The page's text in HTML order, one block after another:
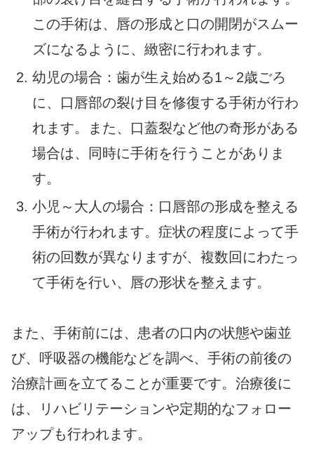
この手術は、唇の形成と口の開閉がスムー
ズになるように、緻密に行われます。
幼児の場合：歯が生え始める1～2歳ごろ
に、口唇部の裂け目を修復する手術が行わ
れます。また、口蓋裂など他の奇形がある
場合は、同時に手術を行うことがありま
す。
小児～大人の場合：口唇部の形成を整える
手術が行われます。症状の程度によって手
術の回数が異なりますが、複数回にわたっ
て手術を行い、唇の形状を整えます。
また、手術前には、患者の口内の状態や歯並
び、呼吸器の機能などを調べ、手術の前後の
治療計画を立てることが重要です。治療後に
は、リハビリテーションや定期的なフォロー
アップも行われます。